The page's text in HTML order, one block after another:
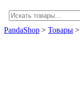
PandaShop > Товары >